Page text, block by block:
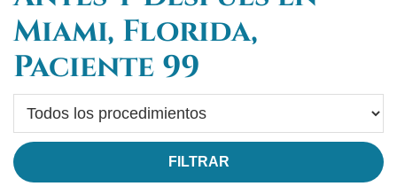
Miami, Florida,
Paciente 99
Procedimiento
FILTRAR